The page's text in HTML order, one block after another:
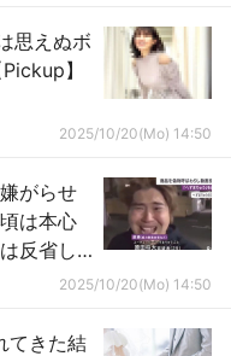
思えぬボ
】
2025/10/20(Mo) 14:50
がらせ
は本心
反省し
2025/10/20(Mo) 14:50
てきた結